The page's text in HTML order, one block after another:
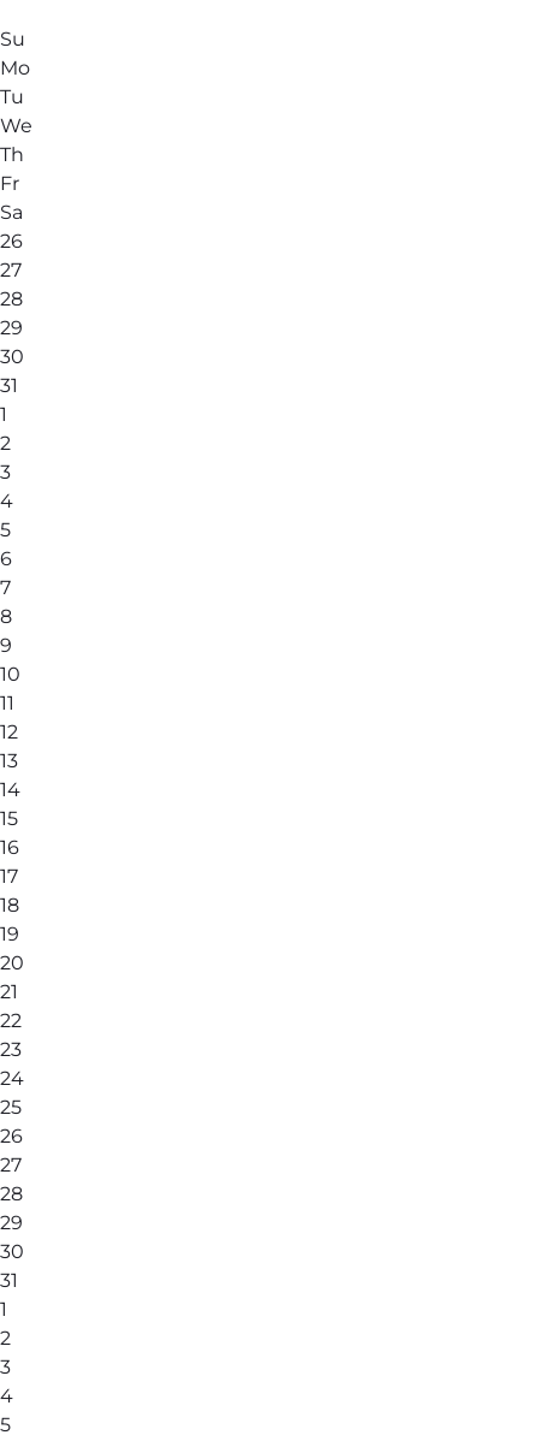
Su
Mo
Tu
We
Th
Fr
Sa
26
27
28
29
30
31
1
2
3
4
5
6
7
8
9
10
11
12
13
14
15
16
17
18
19
20
21
22
23
24
25
26
27
28
29
30
31
1
2
3
4
5